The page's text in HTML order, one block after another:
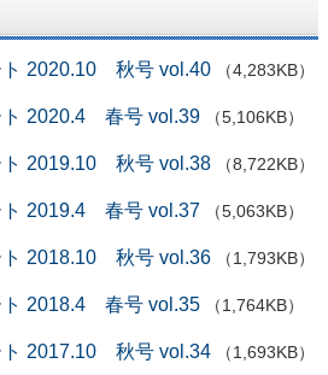
ト 2020.10 秋号 vol.40 （4,283KB）
ト 2020.4 春号 vol.39 （5,106KB）
ト 2019.10 秋号 vol.38 （8,722KB）
ト 2019.4 春号 vol.37 （5,063KB）
ト 2018.10 秋号 vol.36 （1,793KB）
ト 2018.4 春号 vol.35 （1,764KB）
ト 2017.10 秋号 vol.34 （1,693KB）